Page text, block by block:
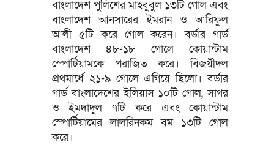
বাংলাদেশ পুলিশের মাহবুবুল ১৩টি গোল এবং
বাংলাদেশ আনসারের ইমরান ও আরিফুল
আলী ৫টি করে গোল করেন। বর্ডার গার্ড
বাংলাদেশ ৪৮-১৮ গোলে কোয়ান্টাম
স্পোর্টিয়ামকে পরাজিত করে। বিজয়ীদল
প্রথমার্ধে ২১-৯ গোলে এগিয়ে ছিলো। বর্ডার
গার্ড বাংলাদেশের ইলিয়াস ১০টি গোল, সাগর
ও ইমদাদুল ৭টি করে এবং কোয়ান্টাম
স্পোর্টিয়ামের লালরিনকম বম ১৩টি গোল
করে।